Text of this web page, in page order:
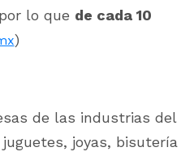
lo que de cada 10
)
de las industrias del
joyas, bisutería